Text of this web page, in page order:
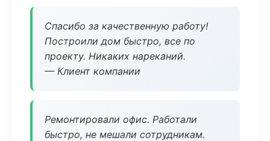
Спасибо за качественную работу!
Построили дом быстро, все по
проекту. Никаких нареканий.
— Клиент компании
Ремонтировали офис. Работали
быстро, не мешали сотрудникам.